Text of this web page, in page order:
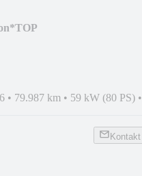
• 79.987 km • 59 kW (80 PS) •
Kontakt